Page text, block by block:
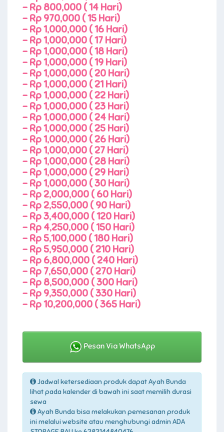
- Rp 800,000 ( 14 Hari)
- Rp 970,000 ( 15 Hari)
- Rp 1,000,000 ( 16 Hari)
- Rp 1,000,000 ( 17 Hari)
- Rp 1,000,000 ( 18 Hari)
- Rp 1,000,000 ( 19 Hari)
- Rp 1,000,000 ( 20 Hari)
- Rp 1,000,000 ( 21 Hari)
- Rp 1,000,000 ( 22 Hari)
- Rp 1,000,000 ( 23 Hari)
- Rp 1,000,000 ( 24 Hari)
- Rp 1,000,000 ( 25 Hari)
- Rp 1,000,000 ( 26 Hari)
- Rp 1,000,000 ( 27 Hari)
- Rp 1,000,000 ( 28 Hari)
- Rp 1,000,000 ( 29 Hari)
- Rp 1,000,000 ( 30 Hari)
- Rp 2,000,000 ( 60 Hari)
- Rp 2,550,000 ( 90 Hari)
- Rp 3,400,000 ( 120 Hari)
- Rp 4,250,000 ( 150 Hari)
- Rp 5,100,000 ( 180 Hari)
- Rp 5,950,000 ( 210 Hari)
- Rp 6,800,000 ( 240 Hari)
- Rp 7,650,000 ( 270 Hari)
- Rp 8,500,000 ( 300 Hari)
- Rp 9,350,000 ( 330 Hari)
- Rp 10,200,000 ( 365 Hari)
Pesan Via WhatsApp
Jadwal ketersediaan produk dapat Ayah Bunda
lihat pada kalender di bawah ini saat memilih durasi
sewa
Ayah Bunda bisa melakukan pemesanan produk
ini melalui website atau menghubungi admin ADA